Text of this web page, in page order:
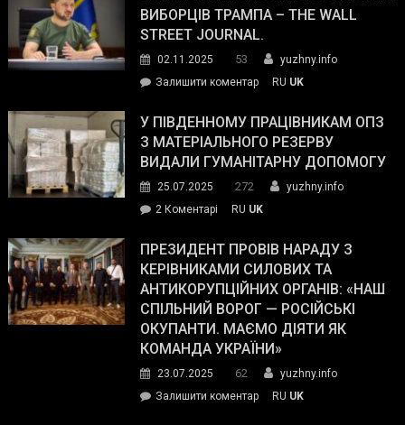
ВИБОРЦІВ ТРАМПА – THE WALL
STREET JOURNAL.
02.11.2025 53
yuzhny.info
Залишити коментарon
завойовує
симпатії
виборців
The
Street
Journal.
RU UK
У ПІВДЕННОМУ ПРАЦІВНИКАМ ОПЗ
З МАТЕРІАЛЬНОГО РЕЗЕРВУ
ВИДАЛИ ГУМАНІТАРНУ ДОПОМОГУ
25.07.2025 272
yuzhny.info
2 Коментарі
Південному
працівникам
ОПЗ
з
матеріального
резерву
гуманітарну
допомогу
RU UK
ПРЕЗИДЕНТ ПРОВІВ НАРАДУ З
КЕРІВНИКАМИ СИЛОВИХ ТА
АНТИКОРУПЦІЙНИХ ОРГАНІВ: «НАШ
СПІЛЬНИЙ ВОРОГ — РОСІЙСЬКІ
ОКУПАНТИ. МАЄМО ДІЯТИ ЯК
КОМАНДА УКРАЇНИ»
23.07.2025 62
yuzhny.info
Залишити коментарon
RU UK